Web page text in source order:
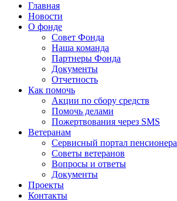
Главная
Новости
О фонде
Совет Фонда
Наша команда
Партнеры Фонда
Документы
Отчетность
Как помочь
Акции по сбору средств
Помочь делами
Пожертвования через SMS
Ветеранам
Сервисный портал пенсионера
Советы ветеранов
Вопросы и ответы
Документы
Проекты
Контакты